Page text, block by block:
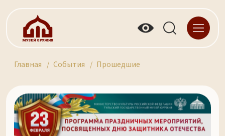
Главная События Прошедшие